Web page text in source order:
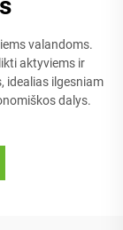
valandoms.
aktyviems ir
idealias ilgesniam
dalys.